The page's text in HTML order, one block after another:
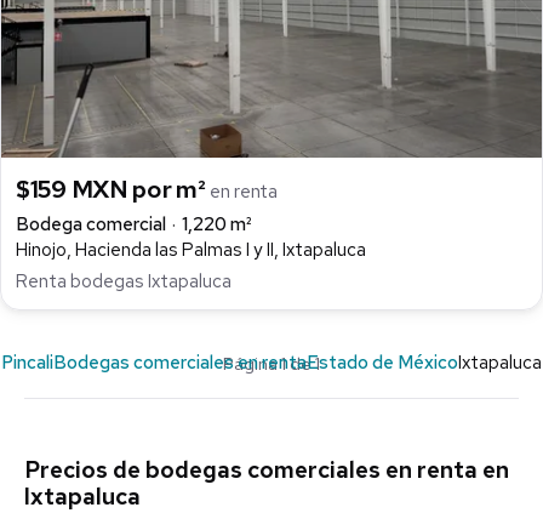
$159 MXN por m² en renta
Bodega comercial
1,220 m²
Hinojo, Hacienda las Palmas I y II, Ixtapaluca
Renta bodegas Ixtapaluca
Página 1 de 1
PincaliBodegas comerciales en rentaEstado de MéxicoIxtapaluca
Precios de bodegas comerciales en renta en
Ixtapaluca